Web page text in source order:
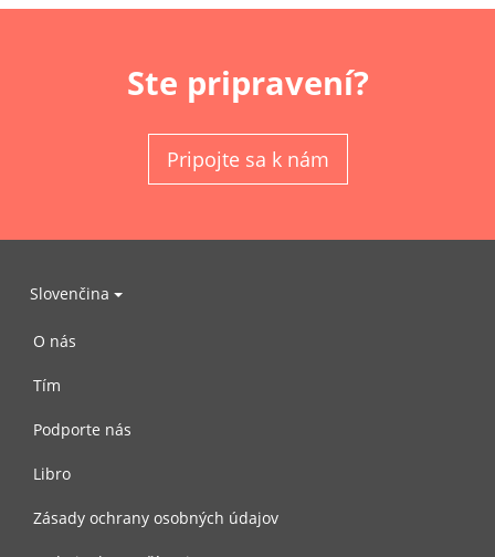
Ste pripravení?
Pripojte sa k nám
Slovenčina
O nás
Tím
Podporte nás
Libro
Zásady ochrany osobných údajov